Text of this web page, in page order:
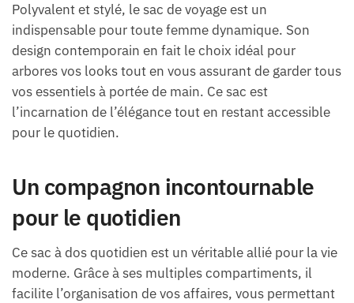
Polyvalent et stylé, le sac de voyage est un
indispensable pour toute femme dynamique. Son
design contemporain en fait le choix idéal pour
arbores vos looks tout en vous assurant de garder tous
vos essentiels à portée de main. Ce sac est
l’incarnation de l’élégance tout en restant accessible
pour le quotidien.
Un compagnon incontournable
pour le quotidien
Ce sac à dos quotidien est un véritable allié pour la vie
moderne. Grâce à ses multiples compartiments, il
facilite l’organisation de vos affaires, vous permettant